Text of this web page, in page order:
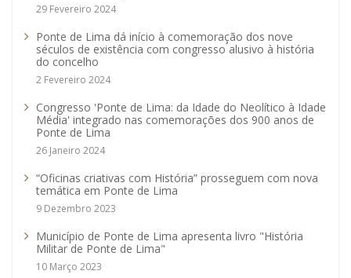
29 Fevereiro 2024
Ponte de Lima dá início à comemoração dos nove
séculos de existência com congresso alusivo à história
do concelho
2 Fevereiro 2024
Congresso 'Ponte de Lima: da Idade do Neolítico à Idade
Média' integrado nas comemorações dos 900 anos de
Ponte de Lima
26 Janeiro 2024
“Oficinas criativas com História” prosseguem com nova
temática em Ponte de Lima
9 Dezembro 2023
Município de Ponte de Lima apresenta livro "História
Militar de Ponte de Lima"
10 Março 2023